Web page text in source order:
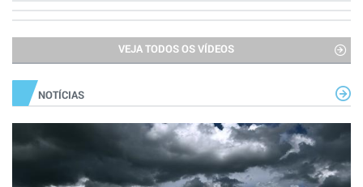
VEJA TODOS OS VÍDEOS
NOTÍCIAS